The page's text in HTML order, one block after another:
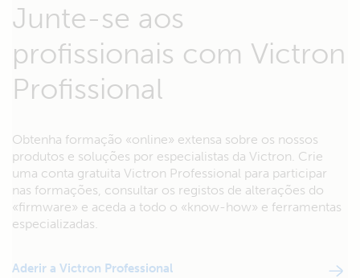
Junte-se aos
profissionais com Victron
Profissional
Obtenha formação «online» extensa sobre os nossos
produtos e soluções por especialistas da Victron. Crie
uma conta gratuita Victron Professional para participar
nas formações, consultar os registos de alterações do
«firmware» e aceda a todo o «know-how» e ferramentas
especializadas.
Aderir a Victron Professional